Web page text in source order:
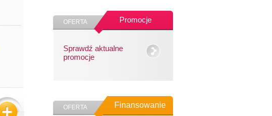
OFERTA Promocje
Sprawdź aktualne
promocje
OFERTA Finansowanie